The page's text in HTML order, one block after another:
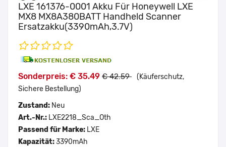
LXE 161376-0001 Akku Für Honeywell LXE
MX8 MX8A380BATT Handheld Scanner
Ersatzakku(3390mAh,3.7V)
Sonderpreis: € 35.49 € 42.59 (Käuferschutz,
Sichere Bestellung)
Zustand: Neu
Art.-Nr.: LXE2218_Sca_Oth
Passend für Marke: LXE
Kapazität:3390mAh